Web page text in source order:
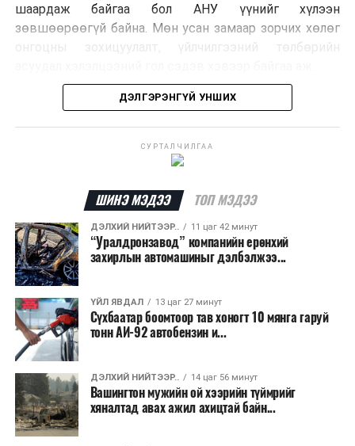
шаардаж байгаа бол АНУ үүнийг хүлээн
зөвшөөрөөгүй байна. Мөн усан замаар зорчих хөлөг
онгоцны зохицуулалт, үйлчилгээний төлбөрийн
Хэлэлцээрийн төсөлд Персийн булан руу нэвтрэх
тусгагдсан талаар мэдээлжээ. Харин үйлчилгээний
сууринд хүрээгүй байна.
Ормузын хоолой дахин нээгдсэнээр дэлхийн газрын
тосны нийлүүлэлт хэвийн болж, эрчим хүчний зах
зээлд үүсээд буй дарамт буурах боломжтой гэж
шинжээчид үзэж байна. Гэвч бүс нутгийн аюулгүй
байдлын нөхцөл байдал тогтворжоогүй бөгөөд
хэлэлцээр эцэслэн батлагдах хүртэл тодорхойгүй
байдал үргэлжилсээр байгаа юм.
ДЭЛГЭРЭНГҮЙ УНШИХ
СУРТАЛЧИЛГАА
ШИНЭ МЭДЭЭ ТОП МЭДЭЭ
ДЭЛХИЙ НИЙТЭЭР.. 11 цаг 42 минут
“Уралдронзавод” компанийн ерөнхий
захирлын автомашиныг дэлбэлжээ...
ҮЙЛ ЯВДАЛ 13 цаг 27 минут
Сүхбаатар боомтоор тав хоногт 10 мянга гаруй
тонн АИ-92 автобензин и...
ДЭЛХИЙ НИЙТЭЭР.. 14 цаг 56 минут
Вашингтон мужийн ой хээрийн түймрийг
хяналтад авах ажил ахицтай байн...